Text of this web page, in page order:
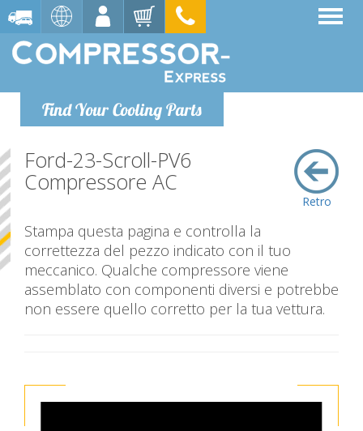
Find Your Cooling Parts
Retro
Ford-23-Scroll-PV6
Compressore AC
Stampa questa pagina e controlla la
correttezza del pezzo indicato con il tuo
meccanico. Qualche compressore viene
assemblato con componenti diversi e potrebbe
non essere quello corretto per la tua vettura.